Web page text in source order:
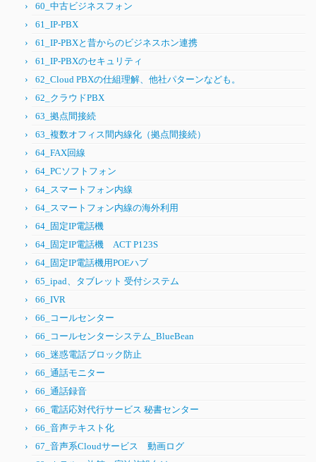
60_中古ビジネスフォン
61_IP-PBX
61_IP-PBXと昔からのビジネスホン連携
61_IP-PBXのセキュリティ
62_Cloud PBXの仕組理解、他社パターンなども。
62_クラウドPBX
63_拠点間接続
63_複数オフィス間内線化（拠点間接続）
64_FAX回線
64_PCソフトフォン
64_スマートフォン内線
64_スマートフォン内線の海外利用
64_固定IP電話機
64_固定IP電話機 ACT P123S
64_固定IP電話機用POEハブ
65_ipad、タブレット 受付システム
66_IVR
66_コールセンター
66_コールセンターシステム_BlueBean
66_迷惑電話ブロック防止
66_通話モニター
66_通話録音
66_電話応対代行サービス 秘書センター
66_音声テキスト化
67_音声系Cloudサービス 動画ログ